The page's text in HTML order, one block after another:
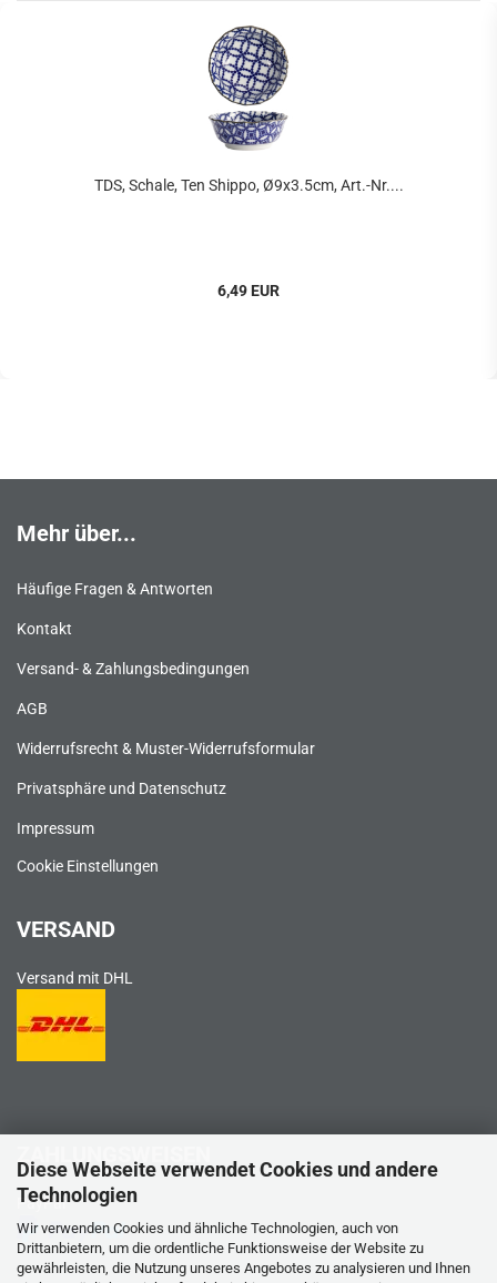
Diese Webseite verwendet Cookies und andere
Technologien
Wir verwenden Cookies und ähnliche Technologien, auch von
Drittanbietern, um die ordentliche Funktionsweise der Website zu
gewährleisten, die Nutzung unseres Angebotes zu analysieren und Ihnen
TDS, Schale, Ten Shippo, Ø9x3.5cm, Art.-Nr....
6,49 EUR
Mehr über...
Häufige Fragen & Antworten
Kontakt
Versand- & Zahlungsbedingungen
AGB
Widerrufsrecht & Muster-Widerrufsformular
Privatsphäre und Datenschutz
Impressum
Cookie Einstellungen
VERSAND
Versand mit DHL
ZAHLUNGSWEISEN
PayPal